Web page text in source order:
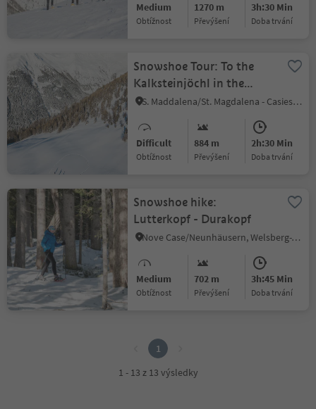
Medium
Obtížnost
1270 m
Převýšení
3h:30 Min
doba trvání
Snowshoe Tour: To the
Kalksteinjöchl in the
Gsiesertal Valley (2349 m)
S. Maddalena/St. Magdalena - Casies/Gsies, Gsies/Valle di Casies
Difficult
Obtížnost
884 m
Převýšení
2h:30 Min
doba trvání
Snowshoe hike:
Lutterkopf - Durakopf
Nove Case/Neunhäusern, Welsberg-Taisten/Monguelfo-Tesido
Medium
Obtížnost
702 m
Převýšení
3h:45 Min
doba trvání
1
1 - 13 z 13 výsledky